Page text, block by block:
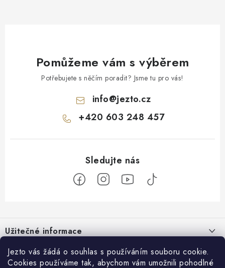
Jezto vás žádá o souhlas s používáním souboru cookie.
Cookies používáme tak, abychom vám umožnili pohodlné
Pomůžeme vám s výběrem
Potřebujete s něčím poradit? Jsme tu pro vás!
info@jezto.cz
+420 603 248 457
pUžitečné informace
O nás
Zákaznický servis